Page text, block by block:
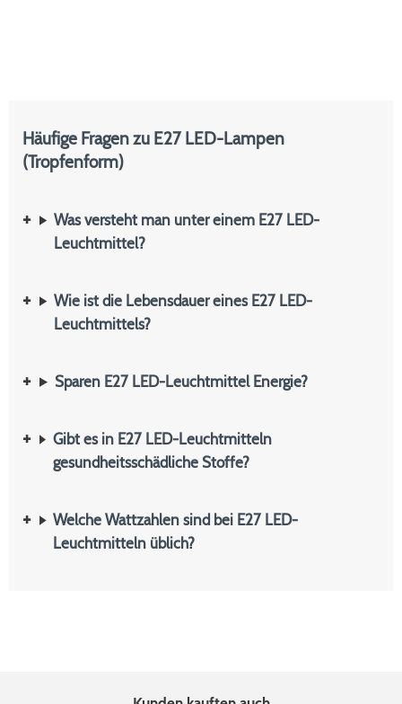
Häufige Fragen zu E27 LED-Lampen
(Tropfenform)
Was versteht man unter einem E27 LED-
Leuchtmittel?
Wie ist die Lebensdauer eines E27 LED-
Leuchtmittels?
Sparen E27 LED-Leuchtmittel Energie?
Gibt es in E27 LED-Leuchtmitteln
gesundheitsschädliche Stoffe?
Welche Wattzahlen sind bei E27 LED-
Leuchtmitteln üblich?